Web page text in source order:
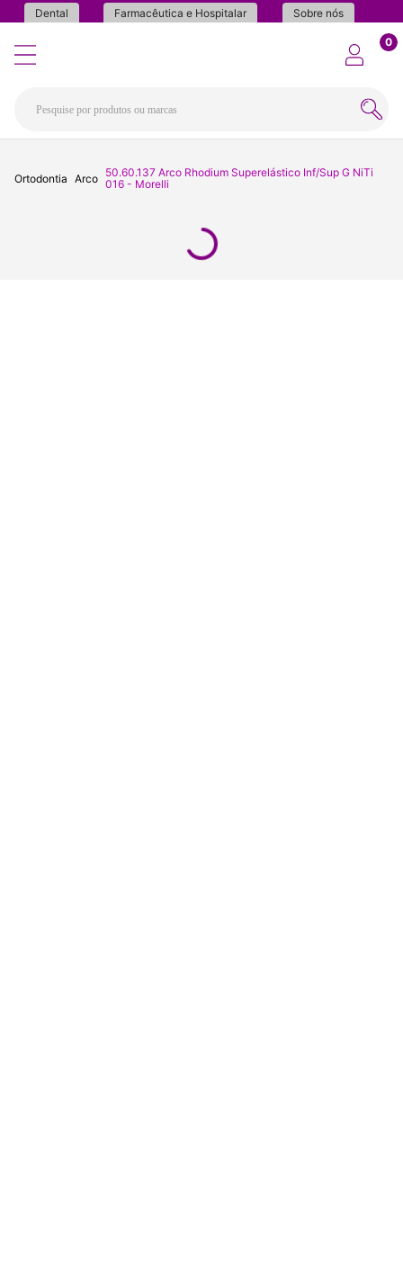
Dental Farmacêutica e Hospitalar Sobre nós
0
Ortodontia Arco 50.60.137 Arco Rhodium Superelástico Inf/Sup G NiTi
016 - Morelli